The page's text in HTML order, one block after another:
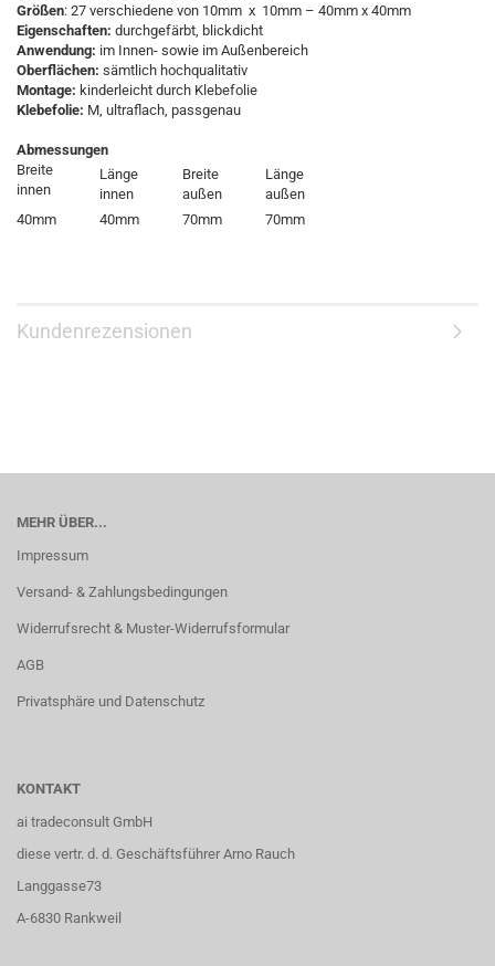
Größen: 27 verschiedene von 10mm x 10mm – 40mm x 40mm
Eigenschaften: durchgefärbt, blickdicht
Anwendung: im Innen- sowie im Außenbereich
Oberflächen: sämtlich hochqualitativ
Montage: kinderleicht durch Klebefolie
Klebefolie: M, ultraflach, passgenau
Abmessungen
Breite
innen
Länge
innen
Breite
außen
Länge
außen
40mm
40mm 70mm 70mm
Kundenrezensionen
MEHR ÜBER...
Impressum
Versand- & Zahlungsbedingungen
Widerrufsrecht & Muster-Widerrufsformular
AGB
Privatsphäre und Datenschutz
KONTAKT
ai tradeconsult GmbH
diese vertr. d. d. Geschäftsführer Arno Rauch
Langgasse73
A-6830 Rankweil